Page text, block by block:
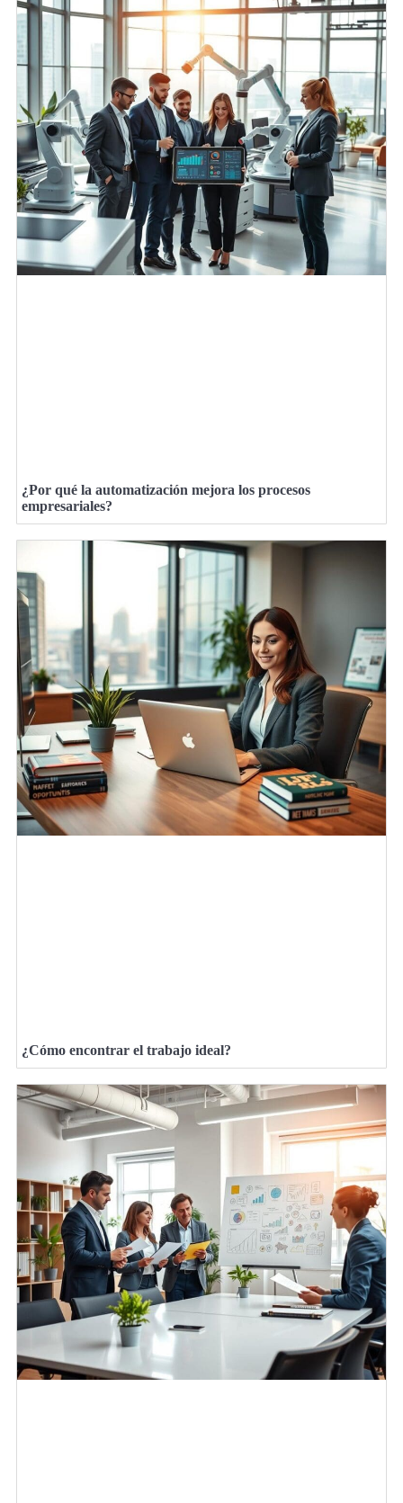
¿Por qué la automatización mejora los procesos
empresariales?
¿Cómo encontrar el trabajo ideal?